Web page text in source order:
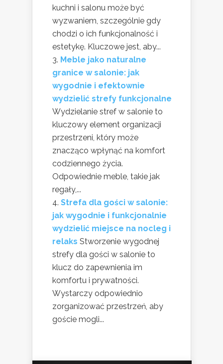
kuchni i salonu może być
wyzwaniem, szczególnie gdy
chodzi o ich funkcjonalność i
estetykę. Kluczowe jest, aby...
Meble jako naturalne
granice w salonie: jak
wygodnie i efektownie
wydzielić strefy funkcjonalne
Wydzielanie stref w salonie to
kluczowy element organizacji
przestrzeni, który może
znacząco wpłynąć na komfort
codziennego życia.
Odpowiednie meble, takie jak
regały,...
Strefa dla gości w salonie:
jak wygodnie i funkcjonalnie
wydzielić miejsce na nocleg i
relaks Stworzenie wygodnej
strefy dla gości w salonie to
klucz do zapewnienia im
komfortu i prywatności.
Wystarczy odpowiednio
zorganizować przestrzeń, aby
goście mogli...